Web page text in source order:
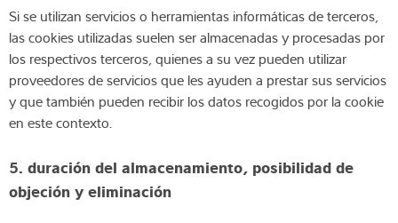
Si se utilizan servicios o herramientas informáticas de terceros,
las cookies utilizadas suelen ser almacenadas y procesadas por
los respectivos terceros, quienes a su vez pueden utilizar
proveedores de servicios que les ayuden a prestar sus servicios
y que también pueden recibir los datos recogidos por la cookie
en este contexto.
5. duración del almacenamiento, posibilidad de
objeción y eliminación